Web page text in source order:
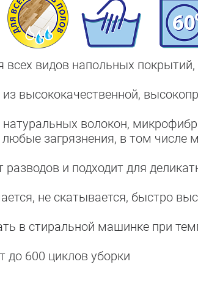
всех видов напольных
из высококачественной,
натуральных волокон,
любые загрязнения, в том числе
разводов и подходит для
не скатывается, быстро
в стиральной машинке при
до 600 циклов уборки